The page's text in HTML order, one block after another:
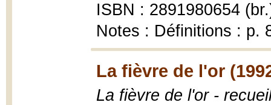
ISBN : 2891980654
Notes : Définitions : p.
La fièvre de l'or
La fièvre de l'or -